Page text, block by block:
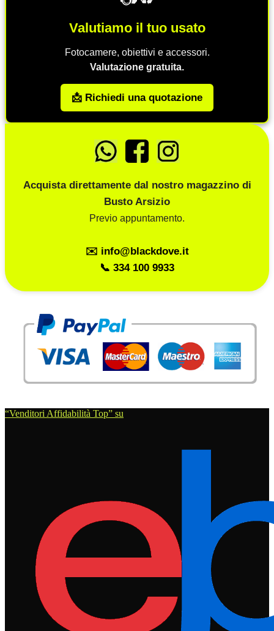
Valutiamo il tuo usato
Fotocamere, obiettivi e accessori.
Valutazione gratuita.
📩 Richiedi una quotazione
Acquista direttamente dal nostro magazzino di
Busto Arsizio
Previo appuntamento.
✉️ info@blackdove.it
📞 334 100 9933
“Venditori Affidabilità Top” su